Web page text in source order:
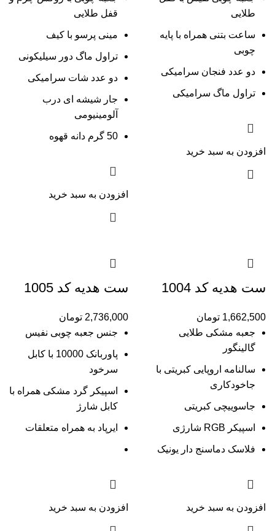
طلایی
ساعت بتنی همراه با پایه
چوبی
دو عدد فنجان سرامیکی
تراول ماگ سرامیکی
افزودن به سبد خرید
قفل طلایی
مینی پرسو با کیف
تراول ماگ دور سیلیکونی
دو عدد شات سرامیکی
جار شیشه ای درب
آلومینیومی
50 گرم دانه قهوه
افزودن به سبد خرید
ست هدیه کد 1004
1,662,500 تومان
جعبه مشکی طلایی
گالینگور
سالنامه اروپایی کبریتی با
جاخودکاری
جاسوییچی کبریتی
اسپیکر RGB شارژی
فلاسک دماسنج دار یونیک
افزودن به سبد خرید
ست هدیه کد 1005
2,736,000 تومان
جنس جعبه چوبی نفیس
پاوربانک 10000 با کابل
سرخود
اسپیکر گرد مشکی همراه با
کابل شارژ
ایرپاد به همراه متعلقات
افزودن به سبد خرید